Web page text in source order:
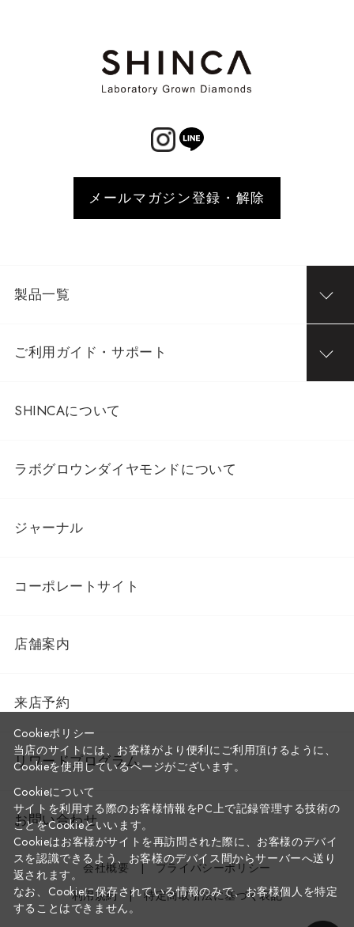
メールマガジン登録・解除
製品一覧
ご利用ガイド・サポート
SHINCAについて
ラボグロウンダイヤモンドについて
ジャーナル
コーポレートサイト
店舗案内
来店予約
リワードプログラム
お問い合わせ
会社概要
プライバシーポリシー
利用規約
特定商取引法に基づく表記
Cookieポリシー
当店のサイトには、お客様がより便利にご利用頂けるように、
Cookieを使用しているページがございます。
Cookieについて
サイトを利用する際のお客様情報をPC上で記録管理する技術の
ことをCookieといいます。
Cookieはお客様がサイトを再訪問された際に、お客様のデバイ
スを認識できるよう、お客様のデバイス間からサーバーへ送り
返されます。
なお、Cookieに保存されている情報のみで、お客様個人を特定
することはできません。